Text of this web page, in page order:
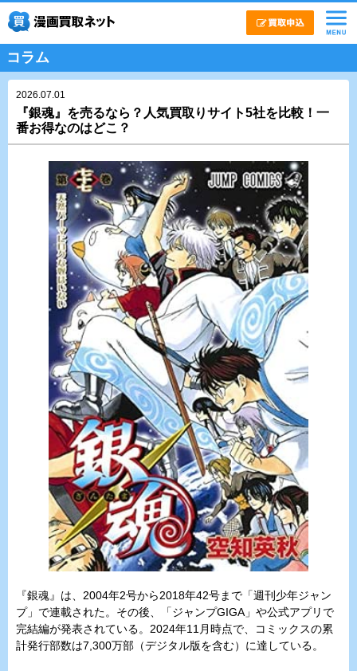
コラム
2026.07.01
『銀魂』を売るなら？人気買取りサイト5社を比較！一
番お得なのはどこ？
『銀魂』は、2004年2号から2018年42号まで「週刊少年ジャン
プ」で連載された。その後、「ジャンプGIGA」や公式アプリで
完結編が発表されている。2024年11月時点で、コミックスの累
計発行部数は7,300万部（デジタル版を含む）に達している。